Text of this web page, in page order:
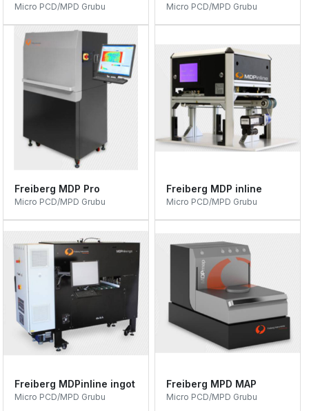
Micro PCD/MPD Grubu Micro PCD/MPD Grubu
Freiberg MDP Pro
Micro PCD/MPD Grubu
Freiberg MDP inline
Micro PCD/MPD Grubu
Freiberg MDPinline ingot
Micro PCD/MPD Grubu
Freiberg MPD MAP
Micro PCD/MPD Grubu